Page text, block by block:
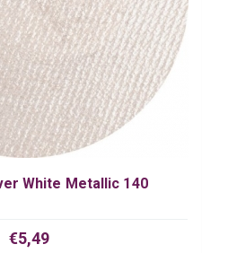
White Metallic 140
€5,49